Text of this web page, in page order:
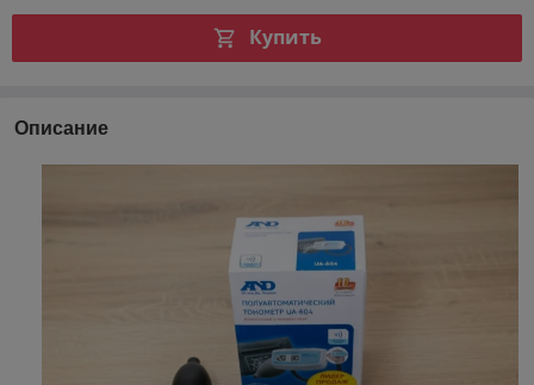
Купить
Описание